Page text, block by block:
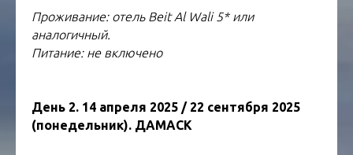
Проживание: отель Beit Al Wali 5* или
аналогичный.
Питание: не включено
День 2. 14 апреля 2025 / 22 сентября 2025
(понедельник). ДАМАСК